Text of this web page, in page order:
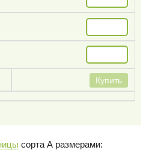
Купить
сорта А размерами: